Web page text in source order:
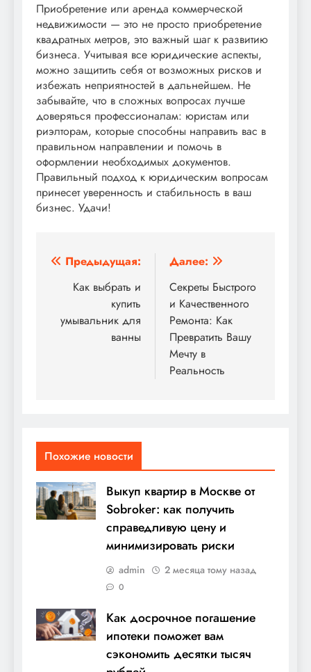
Приобретение или аренда коммерческой
недвижимости — это не просто приобретение
квадратных метров, это важный шаг к развитию
бизнеса. Учитывая все юридические аспекты,
можно защитить себя от возможных рисков и
избежать неприятностей в дальнейшем. Не
забывайте, что в сложных вопросах лучше
доверяться профессионалам: юристам или
риэлторам, которые способны направить вас в
правильном направлении и помочь в
оформлении необходимых документов.
Правильный подход к юридическим вопросам
принесет уверенность и стабильность в ваш
бизнес. Удачи!
Навигация
записям
Предыдущая:
Как выбрать и
купить
умывальник для
ванны
Далее:
Секреты Быстрого
и Качественного
Ремонта: Как
Превратить Вашу
Мечту в
Реальность
Похожие новости
Выкуп квартир в Москве от
Sobroker: как получить
справедливую цену и
минимизировать риски
admin 2 месяца тому назад
0
Как досрочное погашение
ипотеки поможет вам
сэкономить десятки тысяч